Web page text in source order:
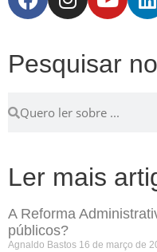
Pesquisar
Ler mais
A Reforma
públicos?
Agnaldo Bastos 16 de março de